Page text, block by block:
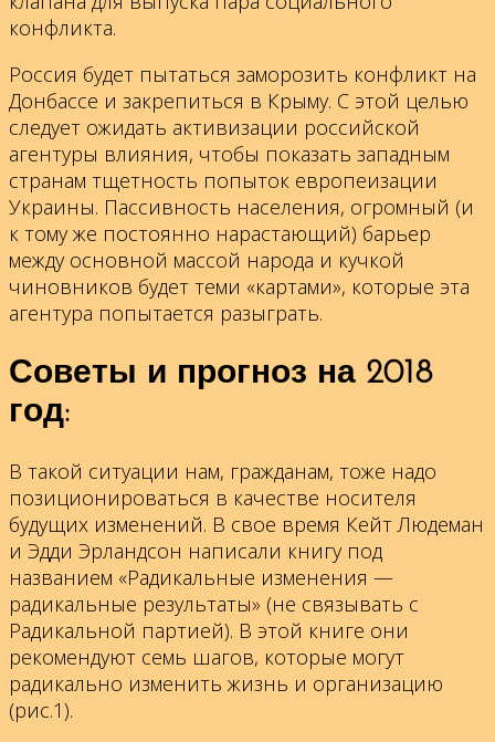
конфликта.
Россия будет пытаться заморозить конфликт на
Донбассе и закрепиться в Крыму. С этой целью
следует ожидать активизации российской
агентуры влияния, чтобы показать западным
странам тщетность попыток европеизации
Украины. Пассивность населения, огромный (и
к тому же постоянно нарастающий) барьер
между основной массой народа и кучкой
чиновников будет теми «картами», которые эта
агентура попытается разыграть.
Советы и прогноз на 2018
год:
В такой ситуации нам, гражданам, тоже надо
позиционироваться в качестве носителя
будущих изменений. В свое время Кейт Людеман
и Эдди Эрландсон написали книгу под
названием «Радикальные изменения —
радикальные результаты» (не связывать с
Радикальной партией). В этой книге они
рекомендуют семь шагов, которые могут
радикально изменить жизнь и организацию
(рис.1).